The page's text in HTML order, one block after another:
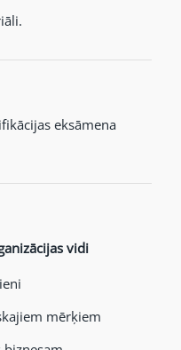
eksāmena
vidi
mērķiem